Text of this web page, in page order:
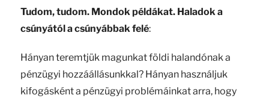
Tudom, tudom. Mondok példákat. Haladok a
csúnyától a csúnyábbak felé:
Hányan teremtjük magunkat földi halandónak a
pénzügyi hozzáállásunkkal? Hányan használjuk
kifogásként a pénzügyi problémáinkat arra, hogy